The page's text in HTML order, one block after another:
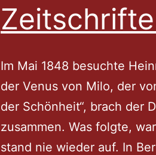
Im Mai 1848 besuchte
der Venus von Milo, der
der Schönheit“, brach der
zusammen. Was folgte,
stand nie wieder auf. In